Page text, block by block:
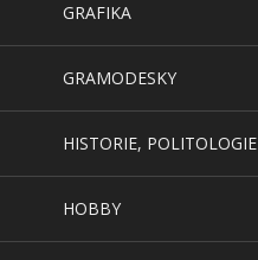
GRAFIKA
GRAMODESKY
HISTORIE, POLITOLOGIE
HOBBY